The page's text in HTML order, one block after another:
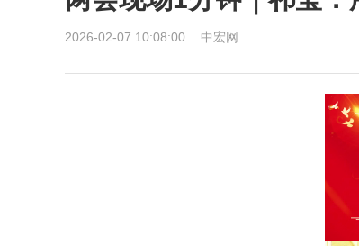
2026-02-07 10:08:00 中宏网